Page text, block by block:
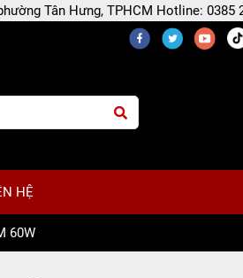
HỆ
60W
Tân Hưng, TPHCM Hotline: 0385